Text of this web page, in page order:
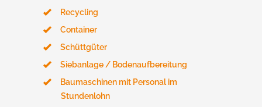
Recycling
Container
Schüttgüter
Siebanlage / Bodenaufbereitung
Baumaschinen mit Personal im
Stundenlohn